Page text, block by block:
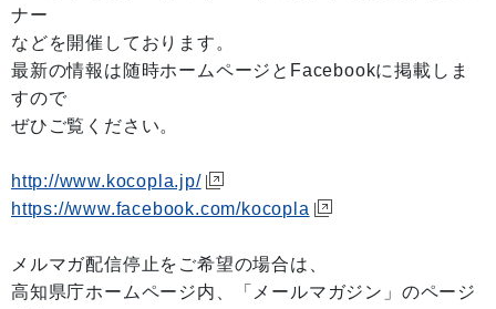
ナー
などを開催しております。
最新の情報は随時ホームページとFacebookに掲載しま
すので
ぜひご覧ください。
http://www.kocopla.jp/
https://www.facebook.com/kocopla
メルマガ配信停止をご希望の場合は、
高知県庁ホームページ内、「メールマガジン」のページ